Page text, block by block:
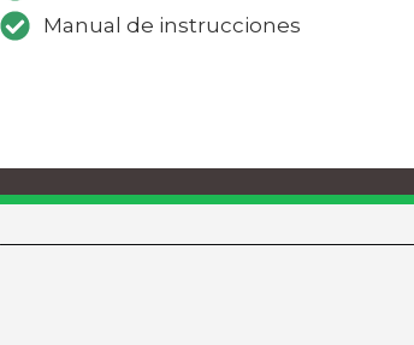
Manual de instrucciones